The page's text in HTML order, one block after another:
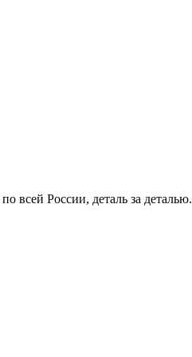
всей России, деталь за деталью.